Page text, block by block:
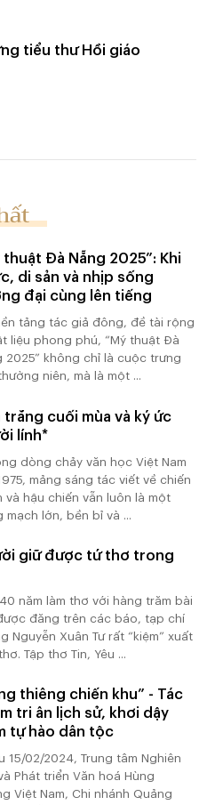
tiểu thư Hồi giáo
thuật Đà Nẵng 2025”: Khi
di sản và nhịp sống
đại cùng lên tiếng
tảng tác giả đông, đề tài rộng
liệu phong phú, “Mỹ thuật Đà
2025” không chỉ là cuộc trưng
niên, mà là một ...
trăng cuối mùa và ký ức
lính*
dòng chảy văn học Việt Nam
mảng sáng tác viết về chiến
và hậu chiến vẫn luôn là một
mạch lớn, bền bỉ và ...
giữ được tứ thơ trong
năm làm thơ với hàng trăm bài
đăng trên các báo, tạp chí
Nguyễn Xuân Tư rất “kiệm” xuất
Tập thơ Tin, Yêu ...
thiêng chiến khu” - Tác
tri ân lịch sử, khơi dậy
tự hào dân tộc
15/02/2024, Trung tâm Nghiên
Phát triển Văn hoá Hùng
Việt Nam, Chi nhánh Quảng